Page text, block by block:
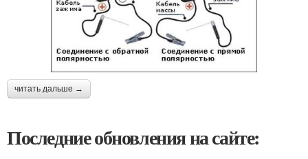
читать дальше →
Последние обновления на сайте: